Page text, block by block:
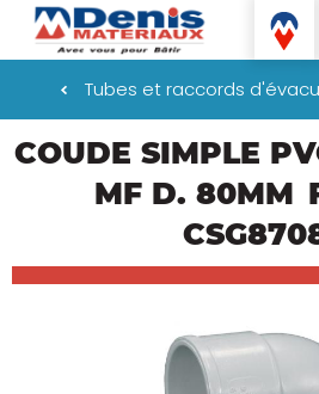
au
Denis
Tubes et raccords
COUDE SIMPLE
MF D. 80MM